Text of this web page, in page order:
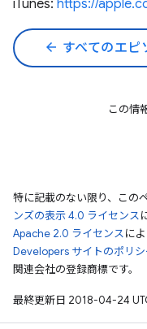
iTunes: https://
arrow_back すべてのエピ
この情
特に記載のない限り、この
ンズの表示 4.0 ライセンス
Apache 2.0 ライセンスに
Developers サイトのポリシ
関連会社の登録商標です。
最終更新日 2018-04-24